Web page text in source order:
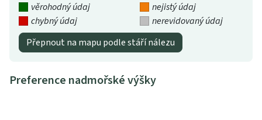
věrohodný údaj
nejistý údaj
chybný údaj
nerevidovaný údaj
Přepnout na mapu podle stáří nálezu
Preference nadmořské výšky